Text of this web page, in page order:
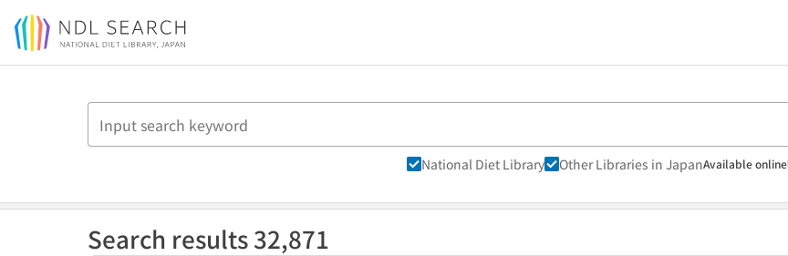
Jump to main content
National Diet Library Other Libraries in JapanAvailable online
Search results 32,871